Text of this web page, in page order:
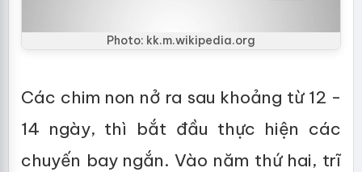
Photo: kk.m.wikipedia.org
Các chim non nở ra sau khoảng từ 12 -
14 ngày, thì bắt đầu thực hiện các
chuyến bay ngắn. Vào năm thứ hai, trĩ